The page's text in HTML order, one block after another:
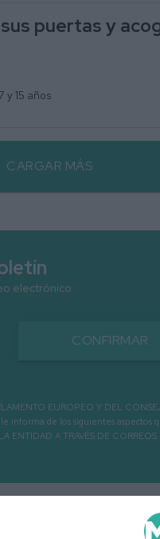
puertas y
y 15 años
CARGAR MÁS
electrónico
CONFIRMAR
EUROPEO Y DEL
informa de los siguientes
A TRAVÉS DE